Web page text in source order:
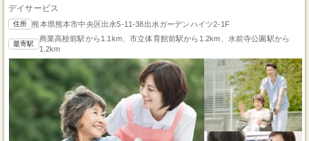
デイサービス
住所 熊本県熊本市中央区出水5-11-38出水ガーデンハイツ2-1F
最寄駅
商業高校前駅から1.1km、市立体育館前駅から1.2km、水前寺公園駅から
1.2km